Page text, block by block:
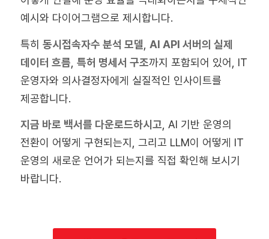
예시와 다이어그램으로 제시합니다.
특히 동시접속자수 분석 모델
AI API 서버의 실제
데이터 흐름 특허 명세서 구조까지 포함되어 있어, IT
운영자와 의사결정자에게 실질적인 인사이트를
제공합니다.
지금 바로 백서를 다운로드하시고, AI 기반 운영의
전환이 어떻게 구현되는지, 그리고 LLM이 어떻게 IT
운영의 새로운 언어가 되는지를 직접 확인해 보시기
바랍니다.